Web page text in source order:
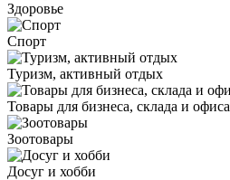
Здоровье
Спорт
Туризм, активный отдых
Товары для бизнеса, склада и офиса
Зоотовары
Досуг и хобби